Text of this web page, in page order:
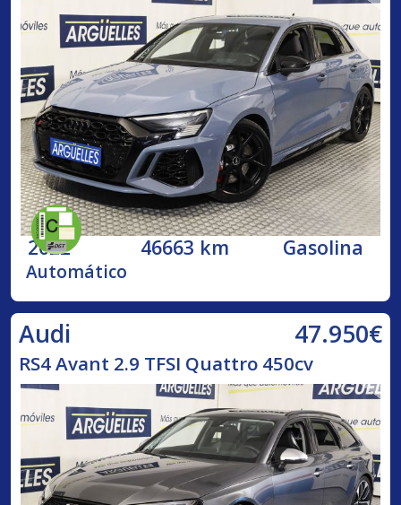
2022 46663 km Gasolina
Automático
Audi 47.950€
RS4 Avant 2.9 TFSI Quattro 450cv